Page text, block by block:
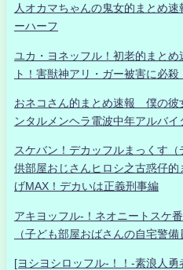
人オカマちゃんの鬼女的まとめ
ーハーフ
ユカ・ヨネッフル！初老的まと
ト！害獣神アリ・ガー被害に必
おネコさん的まとめ速報 僕の彼
ンタルメンヘラ電波中年アルバ
スケバン！デカッフルまっくす
供部屋おじさんヒロシ之古惑仔
げMAX！デカいは正義刑事編
アキヨッフル-！ネオニートスケ
（子ども部屋おばさんの自宅警備
[ヨシヨシロッフル-！！-素浪人